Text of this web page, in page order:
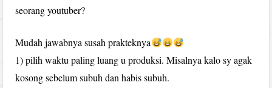
seorang youtuber?
Mudah jawabnya susah prakteknya
1) pilih waktu paling luang u produksi. Misalnya kalo sy agak
kosong sebelum subuh dan habis subuh.